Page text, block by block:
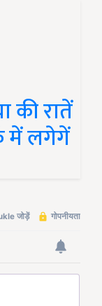
की रातें
में लगेगें